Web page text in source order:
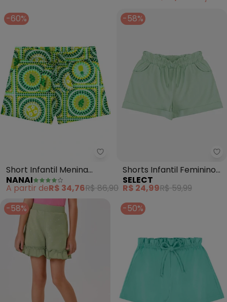
-60%
Nanai - Short Infantil Menina
Short Infantil Menina
Geométrico (Verde)
NANAI
A partir deR$ 34,76R$ 86,90
-58%
Shorts Infantil Feminino
em Malha (Verde)
SELECT
R$ 24,99R$ 59,99
-58%
-50%